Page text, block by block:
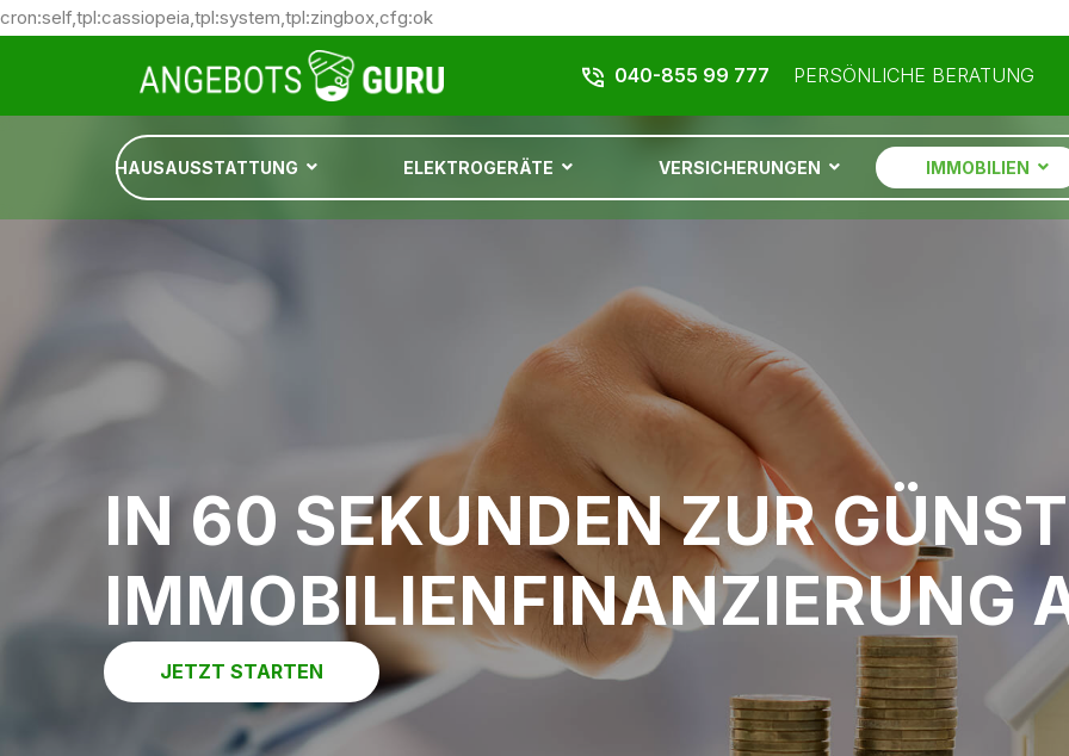
cron:self,tpl:cassiopeia,tpl:system,tpl:zingbox,cfg:ok
040-855 99 777 PERSÖNLICHE BERATUNG
HAUSAUSSTATTUNG ELEKTROGERÄTE VERSICHERUNGEN IMMOBILIEN
IN 60 SEKUNDEN ZUR
IMMOBILIENFINANZIERUNG
JETZT STARTEN